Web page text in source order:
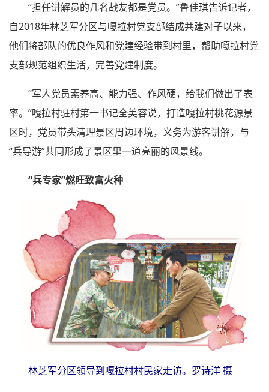
“担任讲解员的几名战友都是党员。”鲁佳琪告诉记者，
自2018年林芝军分区与嘎拉村党支部结成共建对子以来，
他们将部队的优良作风和党建经验带到村里，帮助嘎拉村党
支部规范组织生活，完善党建制度。
“军人党员素养高、能力强、作风硬，给我们做出了表
率。”嘎拉村驻村第一书记全美容说，打造嘎拉村桃花源景
区时，党员带头清理景区周边环境，义务为游客讲解，与
“兵导游”共同形成了景区里一道亮丽的风景线。
“兵专家”燃旺致富火种
林芝军分区领导到嘎拉村村民家走访。罗诗洋 摄